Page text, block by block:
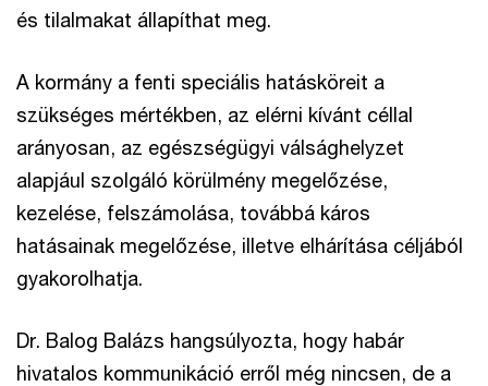
és tilalmakat állapíthat meg.
A kormány a fenti speciális hatásköreit a
szükséges mértékben, az elérni kívánt céllal
arányosan, az egészségügyi válsághelyzet
alapjául szolgáló körülmény megelőzése,
kezelése, felszámolása, továbbá káros
hatásainak megelőzése, illetve elhárítása céljából
gyakorolhatja.
Dr. Balog Balázs hangsúlyozta, hogy habár
hivatalos kommunikáció erről még nincsen, de a